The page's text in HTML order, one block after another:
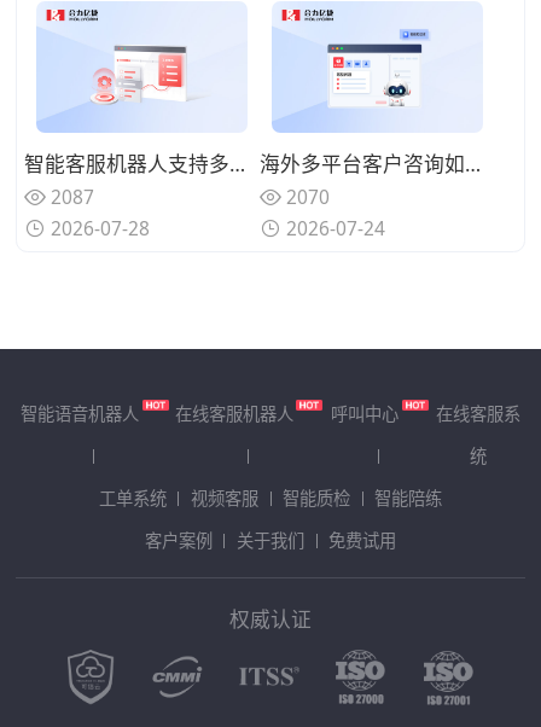
智能客服机器人支持多渠道接待吗？同步对接小程序官网短视频平台
2087
2026-07-28
海外多平台客户咨询如何统一管理？2026出海智能客服系统详解
2070
2026-07-24
智能语音机器人 在线客服机器人 呼叫中心
在线客服系
统
工单系统
视频客服 智能质检
智能陪练
客户案例
关于我们 免费试用
权威认证